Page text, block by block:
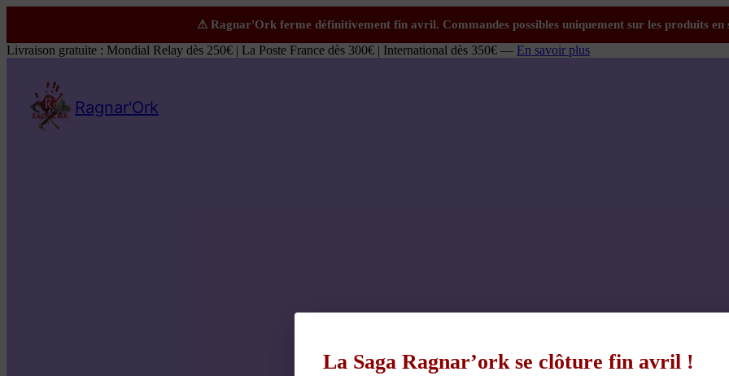
Livraison gratuite : Mondial Relay dès 250€ | La Poste France dès 300€ | International dès 350€ — En savoir plus
Ragnar'Ork
La Saga Ragnar’ork se clôture fin avril !